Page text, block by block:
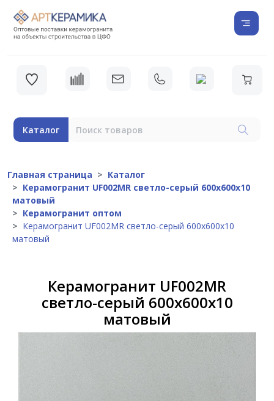
Каталог
Главная страница
Каталог
Керамогранит UF002MR светло-серый 600х600х10
матовый
Керамогранит оптом
Керамогранит UF002MR светло-серый 600х600х10
матовый
Керамогранит UF002MR
светло-серый 600х600х10
матовый